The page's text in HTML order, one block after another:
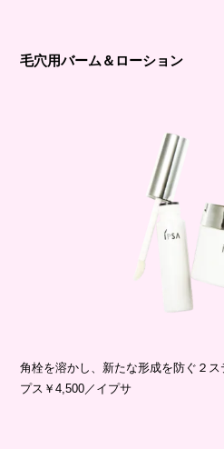
毛穴用バーム＆ローション
角栓を溶かし、新たな形成を防ぐ２
プス￥4,500／イプサ